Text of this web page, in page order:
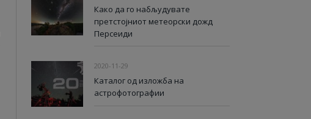
Како да го набљудувате
претстојниот метеорски дожд
Персеиди
2020-11-29
Каталог од изложба на
астрофотографии